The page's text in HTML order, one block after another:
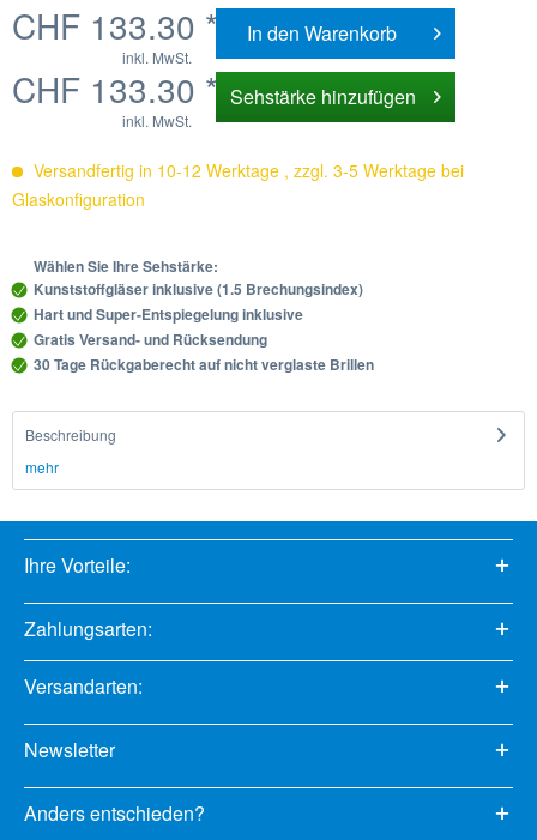
CHF 133.30 *
inkl. MwSt.
In den Warenkorb
CHF 133.30 *
inkl. MwSt.
Sehstärke hinzufügen
Versandfertig in 10-12 Werktage , zzgl. 3-5 Werktage bei
Glaskonfiguration
Wählen Sie Ihre Sehstärke:
Kunststoffgläser inklusive (1.5 Brechungsindex)
Hart und Super-Entspiegelung inklusive
Gratis Versand- und Rücksendung
30 Tage Rückgaberecht auf nicht verglaste Brillen
Beschreibung
mehr
Ihre Vorteile:
Zahlungsarten:
Versandarten:
Newsletter
Anders entschieden?